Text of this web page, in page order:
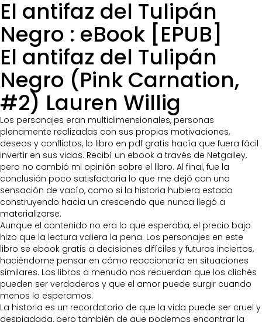
El antifaz del Tulipán
Negro : eBook [EPUB]
El antifaz del Tulipán
Negro (Pink Carnation,
#2) Lauren Willig
Los personajes eran multidimensionales, personas
plenamente realizadas con sus propias motivaciones,
deseos y conflictos, lo libro en pdf gratis hacía que fuera fácil
invertir en sus vidas. Recibí un ebook a través de Netgalley,
pero no cambió mi opinión sobre el libro. Al final, fue la
conclusión poco satisfactoria lo que me dejó con una
sensación de vacío, como si la historia hubiera estado
construyendo hacia un crescendo que nunca llegó a
materializarse.
Aunque el contenido no era lo que esperaba, el precio bajo
hizo que la lectura valiera la pena. Los personajes en este
libro se ebook gratis a decisiones difíciles y futuros inciertos,
haciéndome pensar en cómo reaccionaría en situaciones
similares. Los libros a menudo nos recuerdan que los clichés
pueden ser verdaderos y que el amor puede surgir cuando
menos lo esperamos.
La historia es un recordatorio de que la vida puede ser cruel y
despiadada, pero también de que podemos encontrar la